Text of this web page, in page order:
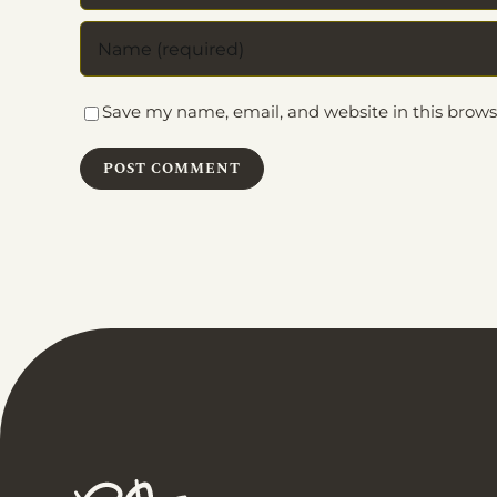
Save my name, email, and website in this